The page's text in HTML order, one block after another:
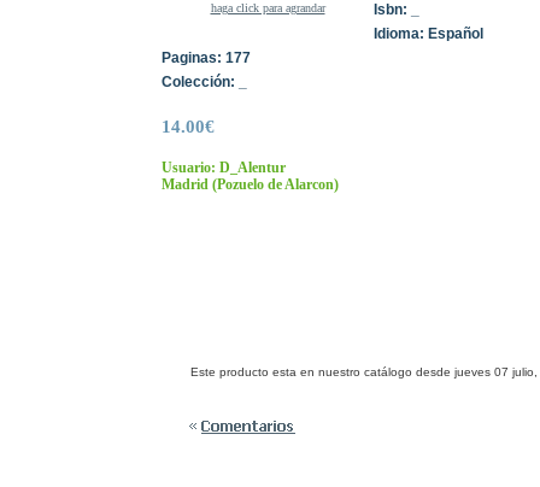
haga click para agrandar
Isbn: _
Idioma: Español
Paginas: 177
Colección: _
14.00€
Usuario: D_Alentur
Madrid (Pozuelo de Alarcon)
Este producto esta en nuestro catálogo desde jueves 07